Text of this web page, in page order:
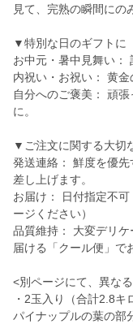
見て、完熟の瞬間にの
▼特別な日のギフトに
お中元・暑中見舞い：
内祝い・お祝い： 黄金
自分へのご褒美： 頑
に。
▼ご注文に関する大切
発送連絡： 鮮度を優
差し上げます。
お届け： 日付指定不
ージください）
品質維持： 大変デリ
届ける「クール便」で
<別ページにて、異な
・2玉入り（合計2.8キ
パイナップルの葉の部